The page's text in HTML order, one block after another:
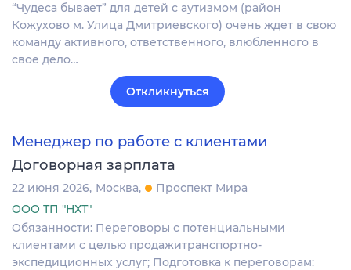
“Чудеса бывает” для детей с аутизмом (район
Кожухово м. Улица Дмитриевского) очень ждет в свою
команду активного, ответственного, влюбленного в
свое дело…
Откликнуться
Менеджер по работе с клиентами
Договорная зарплата
22 июня 2026 Москва
Проспект Мира
ООО ТП "НХТ"
Обязанности: Переговоры с потенциальными
клиентами с целью продажитранспортно-
экспедиционных услуг; Подготовка к переговорам: